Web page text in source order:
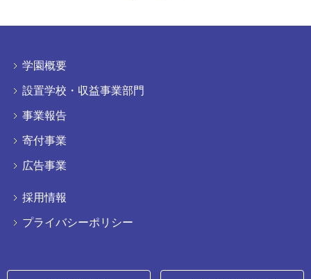
学園概要
設置学校・収益事業部門
事業報告
寄付事業
広告事業
採用情報
プライバシーポリシー